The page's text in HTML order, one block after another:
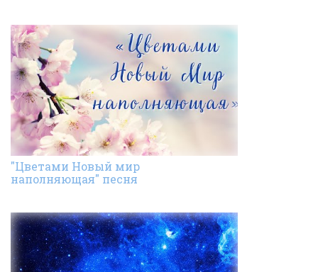
"Цветами Новый мир
наполняющая" песня